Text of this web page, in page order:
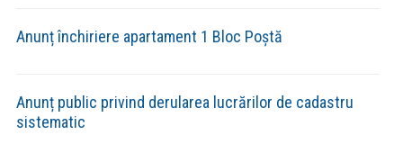
Anunț închiriere apartament 1 Bloc Poștă
Anunț public privind derularea lucrărilor de cadastru
sistematic